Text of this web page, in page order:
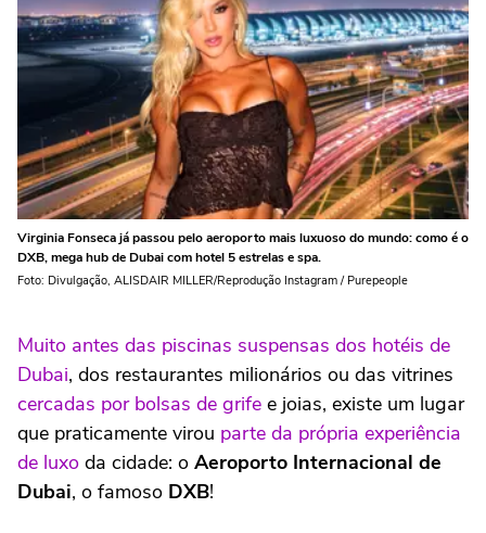
Virginia Fonseca já passou pelo aeroporto mais luxuoso do mundo: como é o
DXB, mega hub de Dubai com hotel 5 estrelas e spa.
Foto: Divulgação, ALISDAIR MILLER/Reprodução Instagram / Purepeople
Muito antes das piscinas suspensas dos hotéis de
Dubai, dos restaurantes milionários ou das vitrines
cercadas por bolsas de grife e joias, existe um lugar
que praticamente virou parte da própria experiência
de luxo da cidade: o Aeroporto Internacional de
Dubai, o famoso DXB!